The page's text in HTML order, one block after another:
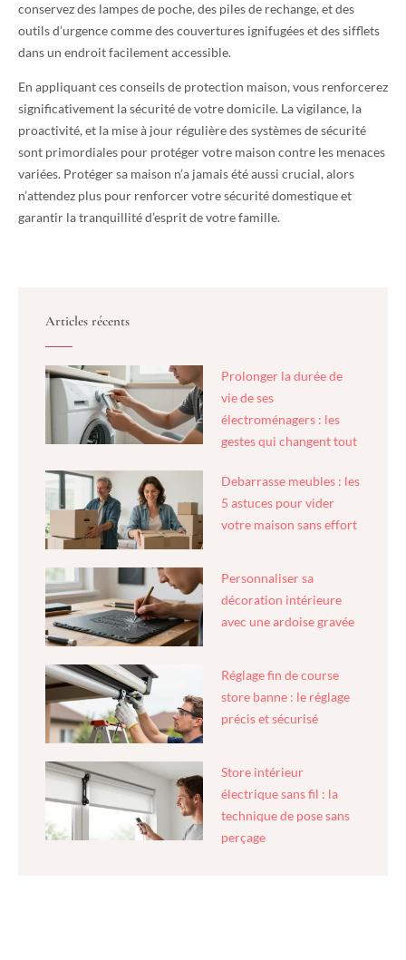
conservez des lampes de poche, des piles de rechange, et des
outils d’urgence comme des couvertures ignifugées et des sifflets
dans un endroit facilement accessible.
En appliquant ces conseils de protection maison, vous renforcerez
significativement la sécurité de votre domicile. La vigilance, la
proactivité, et la mise à jour régulière des systèmes de sécurité
sont primordiales pour protéger votre maison contre les menaces
variées. Protéger sa maison n’a jamais été aussi crucial, alors
n’attendez plus pour renforcer votre sécurité domestique et
garantir la tranquillité d’esprit de votre famille.
Articles récents
Prolonger la durée de
vie de ses
électroménagers : les
gestes qui changent tout
Debarrasse meubles : les
5 astuces pour vider
votre maison sans effort
Personnaliser sa
décoration intérieure
avec une ardoise gravée
Réglage fin de course
store banne : le réglage
précis et sécurisé
Store intérieur
électrique sans fil : la
technique de pose sans
perçage